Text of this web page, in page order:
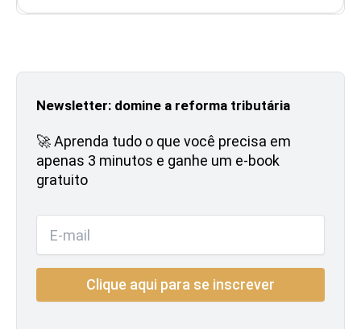
Newsletter: domine a reforma tributária
🚀 Aprenda tudo o que você precisa em
apenas 3 minutos e ganhe um e-book
gratuito